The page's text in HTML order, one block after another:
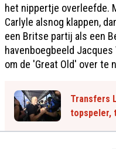
het nippertje overleefde.
Carlyle alsnog klappen,
een Britse partij als een
havenboegbeeld
om de 'Great Old' over te
Transfers
topspeler,